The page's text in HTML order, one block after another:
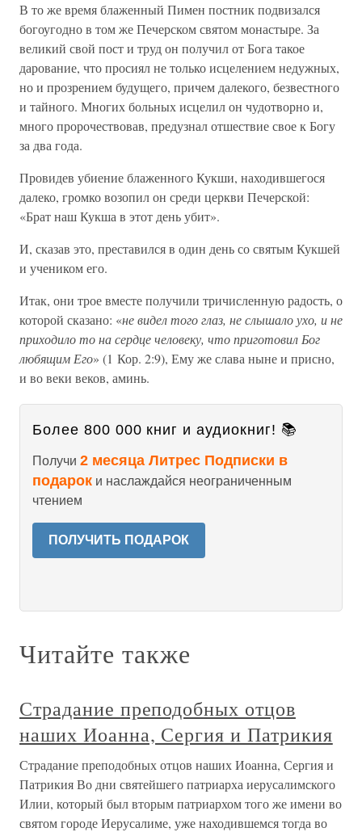
В то же время блаженный Пимен постник подвизался
богоугодно в том же Печерском святом монастыре. За
великий свой пост и труд он получил от Бога такое
дарование, что просиял не только исцелением недужных,
но и прозрением будущего, причем далекого, безвестного
и тайного. Многих больных исцелил он чудотворно и,
много пророчествовав, предузнал отшествие свое к Богу
за два года.
Провидев убиение блаженного Кукши, находившегося
далеко, громко возопил он среди церкви Печерской:
«Брат наш Кукша в этот день убит».
И, сказав это, преставился в один день со святым Кукшей
и учеником его.
Итак, они трое вместе получили тричисленную радость, о
которой сказано: «не видел того глаз, не слышало ухо, и не
приходило то на сердце человеку, что приготовил Бог
любящим Его» (1 Кор. 2:9), Ему же слава ныне и присно,
и во веки веков, аминь.
Более 800 000 книг и аудиокниг! 📚
Получи 2 месяца Литрес Подписки в
подарок и наслаждайся неограниченным
чтением
ПОЛУЧИТЬ ПОДАРОК
Читайте также
Страдание преподобных отцов
наших Иоанна, Сергия и Патрикия
Страдание преподобных отцов наших Иоанна, Сергия и
Патрикия Во дни святейшего патриарха иерусалимского
Илии, который был вторым патриархом того же имени во
святом городе Иерусалиме, уже находившемся тогда во